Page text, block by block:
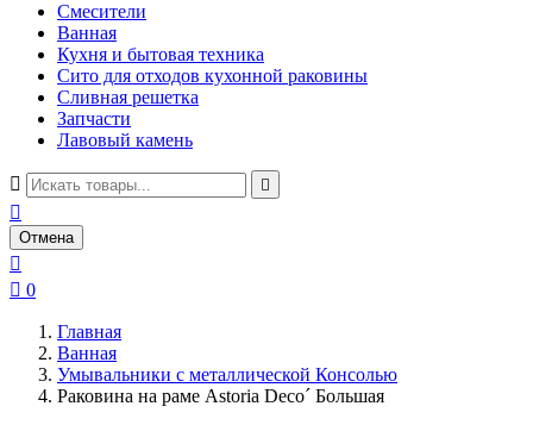
Смесители
Ванная
Кухня и бытовая техника
Сито для отходов кухонной раковины
Сливная решетка
Запчасти
Лавовый камень
 

Отмена

 0
Главная
Ванная
Умывальники с металлической Консолью
Раковина на раме Astoria Deco´ Большая